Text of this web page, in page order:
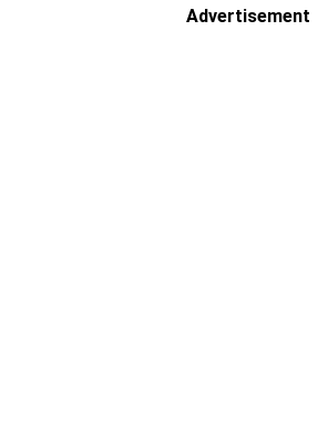
Advertisement